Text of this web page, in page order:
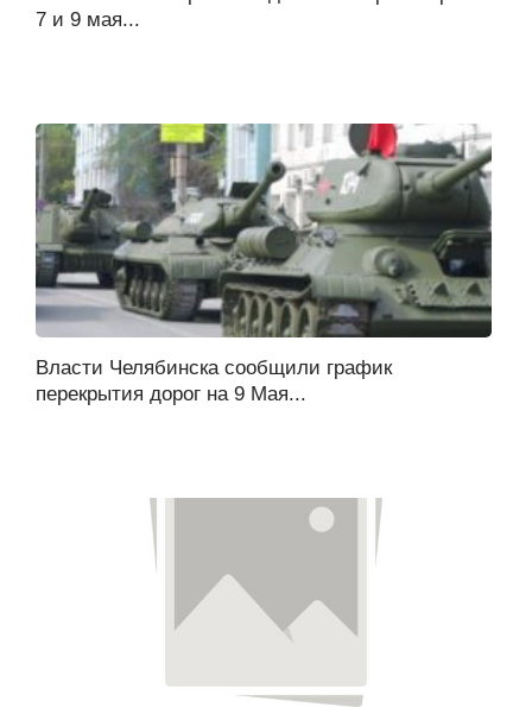
7 и 9 мая...
Власти Челябинска сообщили график
перекрытия дорог на 9 Мая...